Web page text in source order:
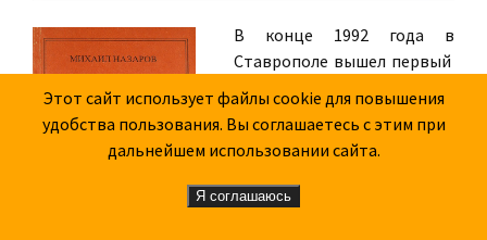
В конце 1992 года в
Ставрополе вышел первый
том "Миссии русской
эмиграции" тиражом 50
тысяч, но к тому времени
советская система
Этот сайт использует файлы cookie для повышения
удобства пользования. Вы соглашаетесь с этим при
дальнейшем использовании сайта.
Я соглашаюсь